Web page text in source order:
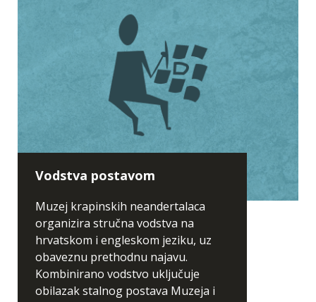
Vodstva postavom
Muzej krapinskih neandertalaca
organizira stručna vodstva na
hrvatskom i engleskom jeziku, uz
obaveznu prethodnu najavu.
Kombinirano vodstvo uključuje
obilazak stalnog postava Muzeja i